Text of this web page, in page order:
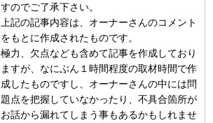
すのでご了承下さい。
上記の記事内容は、オーナーさんのコメント
をもとに作成されたものです。
極力、欠点なども含めて記事を作成しており
ますが、なにぶん１時間程度の取材時間で作
成したものですし、オーナーさんの中には問
題点を把握していなかったり、不具合箇所が
お話から漏れてしまう事もあるかもしれませ